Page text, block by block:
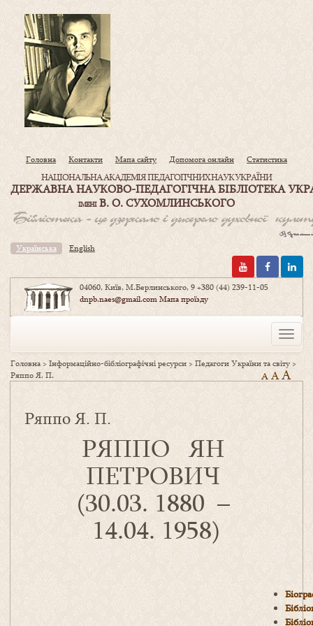
Головна Контакти Мапа сайту Допомога онлайн Статистика
НАЦІОНАЛЬНА АКАДЕМІЯ ПЕДАГОГІЧНИХ НАУК УКРАЇНИ
ДЕРЖАВНА НАУКОВО-ПЕДАГОГІЧНА БІБЛІОТЕКА
ІМЕНІВ. О. СУХОМЛИНСЬКОГО
Українська English
04060, Київ, М.Берлинського, 9+380 (44) 239-11-05
dnpb.naes@gmail.comМапа проїзду
Toggle
Головна >Інформаційно-бібліографічні ресурси >Педагоги України та світу>
Ряппо Я. П.
A AA
Ряппо Я. П.
РЯППО ЯН
ПЕТРОВИЧ
(30.03. 1880 –
14.04. 1958)